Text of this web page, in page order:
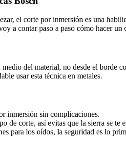
el corte por inmersión es una
a contar paso a paso cómo hacer
del material, no desde el borde
usar esta técnica en metales.
inmersión sin complicaciones.
de corte, así evitas que la sierra se te
para los oídos, la seguridad es lo